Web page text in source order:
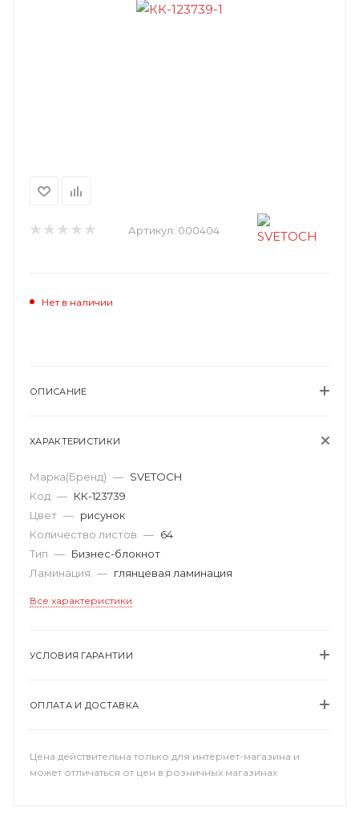
Артикул: 000404
Нет в наличии
ОПИСАНИЕ
ХАРАКТЕРИСТИКИ
Марка(Бренд) — SVETOCH
Код — КК-123739
Цвет — рисунок
Количество листов — 64
Тип — Бизнес-блокнот
Ламинация — глянцевая ламинация
Все характеристики
УСЛОВИЯ ГАРАНТИИ
ОПЛАТА И ДОСТАВКА
Цена действительна только для интернет-магазина и
может отличаться от цен в розничных магазинах